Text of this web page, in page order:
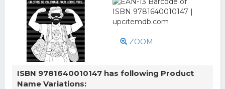
ZOOM
ISBN 9781640010147 has following Product
Name Variations: